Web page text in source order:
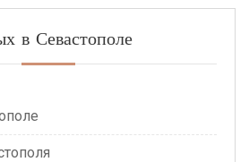
в Севастополе